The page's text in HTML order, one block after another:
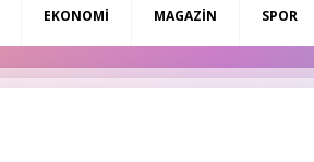
EKONOMİ MAGAZİN SPOR